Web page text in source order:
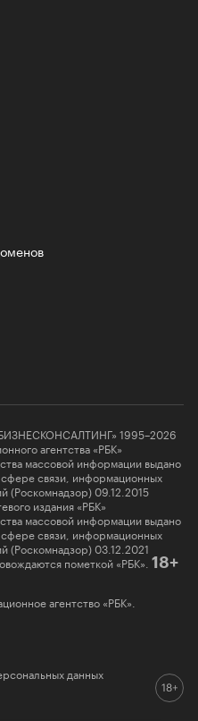
1995–2026
агентства «РБК»
массовой информации выдано
связи, информационных
(Роскомнадзор) 09.12.2015
издания «РБК»
массовой информации выдано
связи, информационных
(Роскомнадзор) 03.12.2021
пометкой «РБК». 18+
агентство «РБК».
данных